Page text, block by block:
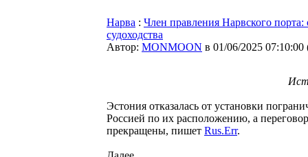
Нарва : Член правления Нарвского порта:
судоходства
Автор: MONMOON в 01/06/2025 07:10:00
Эстония отказалась от установки
Россией по их расположению, а
прекращены, пишет Rus.Err.